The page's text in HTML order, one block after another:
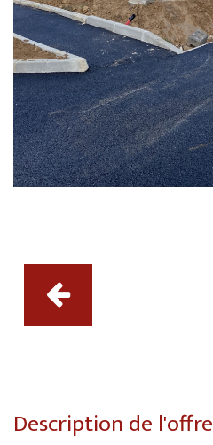
Description de l'offre